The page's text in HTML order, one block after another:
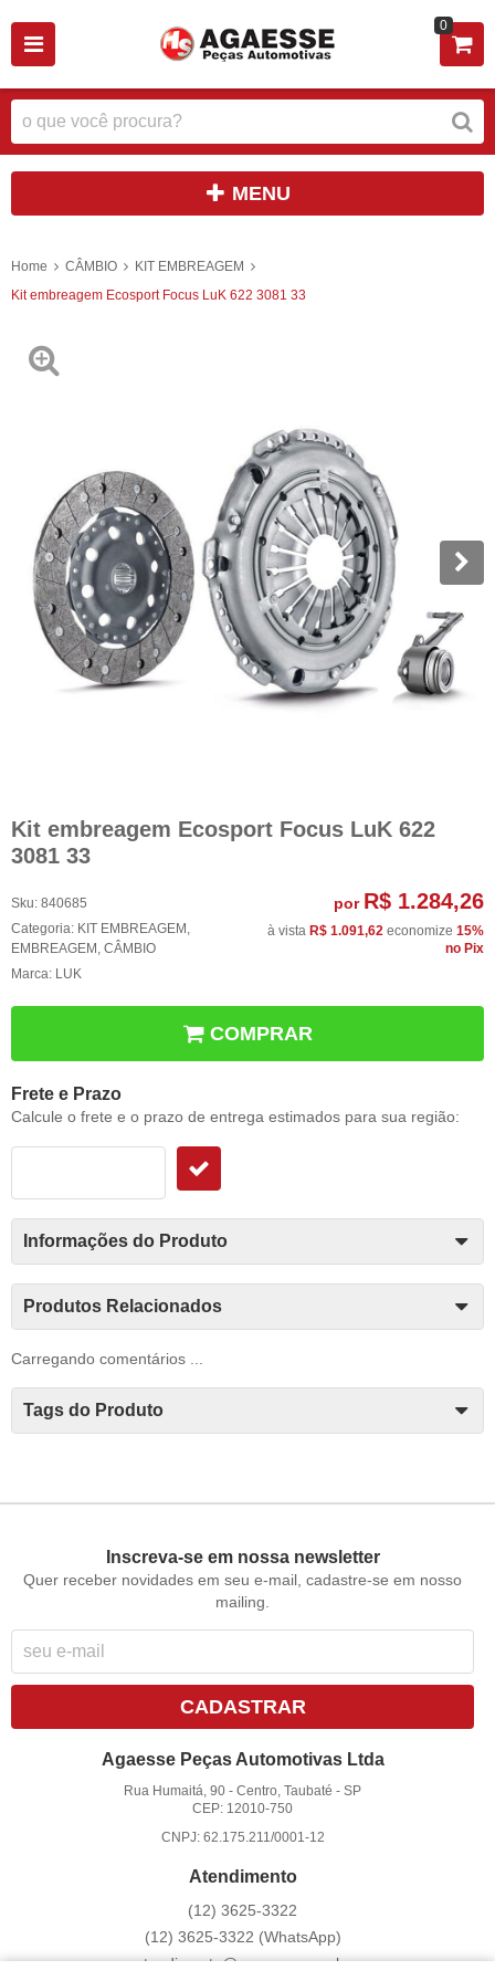
0
MENU
Home CÂMBIO
KIT EMBREAGEM
Kit embreagem Ecosport Focus LuK 622 3081 33
Kit embreagem Ecosport Focus LuK 622
3081 33
Sku: 840685
Categoria: KIT EMBREAGEM ,
EMBREAGEM , CÂMBIO
Marca: LUK
por R$ 1.284,26
à vista R$ 1.091,62 economize 15%
no Pix
COMPRAR
Frete e Prazo
Calcule o frete e o prazo de entrega estimados para sua região:
Informações do Produto
Produtos Relacionados
Carregando comentários ...
Tags do Produto
Inscreva-se em nossa newsletter
Quer receber novidades em seu e-mail, cadastre-se em nosso
mailing.
CADASTRAR
Agaesse Peças Automotivas Ltda
Rua Humaitá, 90 -Centro, Taubaté -SP
CEP: 12010-750
CNPJ: 62.175.211/0001-12
Atendimento
(12) 3625-3322
(12) 3625-3322 (WhatsApp)
atendimento@agaesse.com.br